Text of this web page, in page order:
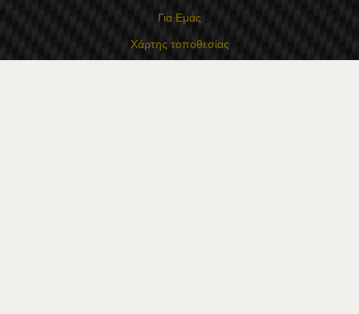
Για Εμάς
Χάρτης τοποθεσίας